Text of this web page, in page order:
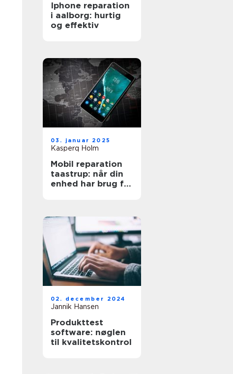
Iphone reparation
i aalborg: hurtig
og effektiv
03. januar 2025
Kasperq Holm
Mobil reparation
taastrup: når din
enhed har brug for
02. december 2024
Jannik Hansen
Produkttest
software: nøglen
til kvalitetskontrol